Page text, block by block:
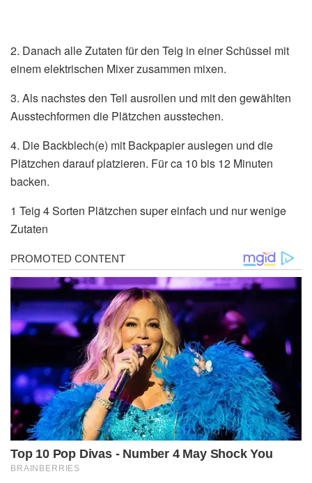
2. Danach alle Zutaten für den Teig in einer Schüssel mit
einem elektrischen Mixer zusammen mixen.
3. Als nachstes den Teil ausrollen und mit den gewählten
Ausstechformen die Plätzchen ausstechen.
4. Die Backblech(e) mit Backpapier auslegen und die
Plätzchen darauf platzieren. Für ca 10 bis 12 Minuten
backen.
1 Teig 4 Sorten Plätzchen super einfach und nur wenige
Zutaten